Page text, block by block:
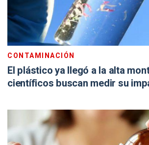
CONTAMINACIÓN
El plástico ya llegó a la alta
científicos buscan medir su